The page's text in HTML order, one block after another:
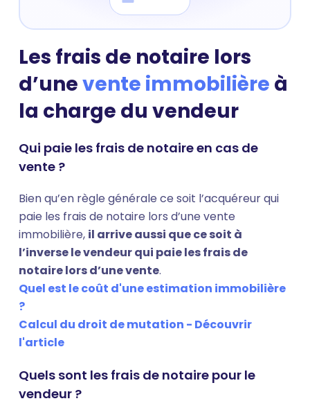
Les frais de notaire lors
d’unevente immobilière à
la charge du vendeur
Qui paie les frais de notaire en cas de
vente ?
Bien qu’en règle générale ce soit l’acquéreur qui
paie les frais de notaire lors d’une vente
immobilière, il arrive aussi que ce soit à
l’inverse le vendeur qui paie les frais de
notaire lors d’une vente.
Quel est le coût d'une estimation immobilière
?
Calcul du droit de mutation - Découvrir
l'article
Quels sont les frais de notaire pour le
vendeur ?